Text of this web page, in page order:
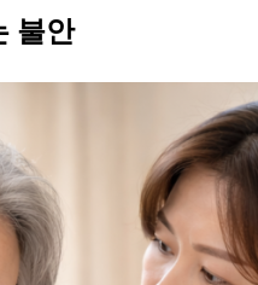
불안